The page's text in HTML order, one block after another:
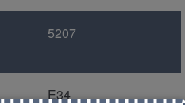
5207
E34